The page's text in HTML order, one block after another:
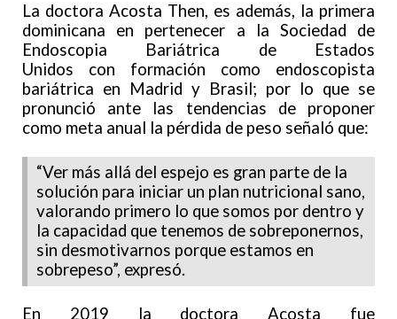
La doctora Acosta Then, es además, la primera
dominicana en pertenecer a la Sociedad de
Endoscopia Bariátrica de Estados
Unidos con formación como endoscopista
bariátrica en Madrid y Brasil; por lo que se
pronunció ante las tendencias de proponer
como meta anual la pérdida de peso señaló que:
“Ver más allá del espejo es gran parte de la
solución para iniciar un plan nutricional sano,
valorando primero lo que somos por dentro y
la capacidad que tenemos de sobreponernos,
sin desmotivarnos porque estamos en
sobrepeso”, expresó.
En 2019 la doctora Acosta fue